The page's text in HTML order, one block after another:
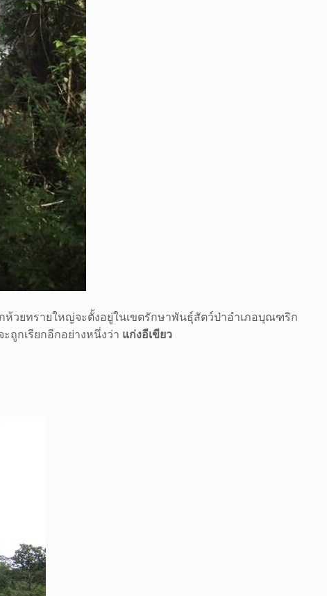
ห้วยทรายใหญ่จะตั้งอยู่ในเขตรักษาพันธุ์สัตว์ป่าอำเภอบุณฑริก
ะถูกเรียกอีกอย่างหนึ่งว่า แก่งอีเขียว